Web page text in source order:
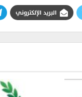
البريد الإلكتروني